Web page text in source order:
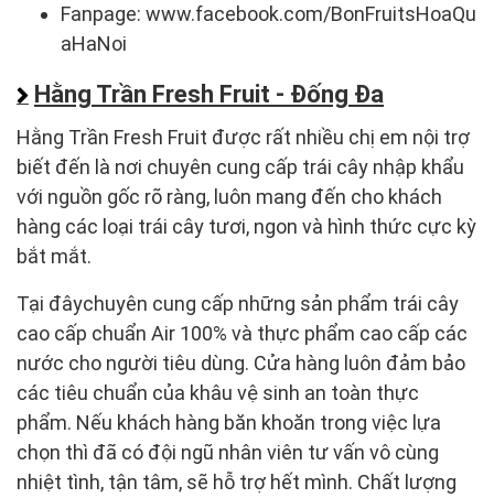
Fanpage: www.facebook.com/BonFruitsHoaQu
aHaNoi
Hằng Trần Fresh Fruit - Đống Đa
Hằng Trần Fresh Fruit được rất nhiều chị em nội trợ
biết đến là nơi chuyên cung cấp trái cây nhập khẩu
với nguồn gốc rõ ràng, luôn mang đến cho khách
hàng các loại trái cây tươi, ngon và hình thức cực kỳ
bắt mắt.
Tại đâychuyên cung cấp những sản phẩm trái cây
cao cấp chuẩn Air 100% và thực phẩm cao cấp các
nước cho người tiêu dùng. Cửa hàng luôn đảm bảo
các tiêu chuẩn của khâu vệ sinh an toàn thực
phẩm. Nếu khách hàng băn khoăn trong việc lựa
chọn thì đã có đội ngũ nhân viên tư vấn vô cùng
nhiệt tình, tận tâm, sẽ hỗ trợ hết mình. Chất lượng